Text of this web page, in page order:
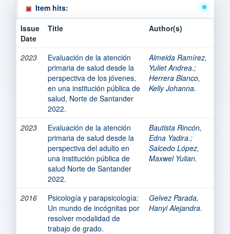
Item hits:
Issue
Date
Title Author(s)
2023
Evaluación de la atención
primaria de salud desde la
perspectiva de los jóvenes,
en una institución pública de
salud, Norte de Santander
2022.
Almeida Ramírez,
Yuliet Andrea.;
Herrera Blanco,
Kelly Johanna.
2023
Evaluación de la atención
primaria de salud desde la
perspectiva del adulto en
una institución pública de
salud Norte de Santander
2022.
Bautista Rincón,
Edna Yadira.;
Salcedo López,
Maxwel Yulian.
2016
Psicología y parapsicología:
Un mundo de incógnitas por
resolver modalidad de
trabajo de grado.
Gelvez Parada,
Hanyi Alejandra.